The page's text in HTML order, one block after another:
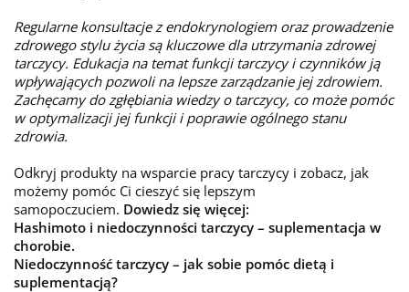
Regularne konsultacje z endokrynologiem oraz prowadzenie
zdrowego stylu życia są kluczowe dla utrzymania zdrowej
tarczycy. Edukacja na temat funkcji tarczycy i czynników ją
wpływających pozwoli na lepsze zarządzanie jej zdrowiem.
Zachęcamy do zgłębiania wiedzy o tarczycy, co może pomóc
w optymalizacji jej funkcji i poprawie ogólnego stanu
zdrowia.
Odkryj produkty na wsparcie pracy tarczycy i zobacz, jak
możemy pomóc Ci cieszyć się lepszym
samopoczuciem. Dowiedz się więcej:
Hashimoto i niedoczynności tarczycy – suplementacja w
chorobie.
Niedoczynność tarczycy – jak sobie pomóc dietą i
suplementacją?